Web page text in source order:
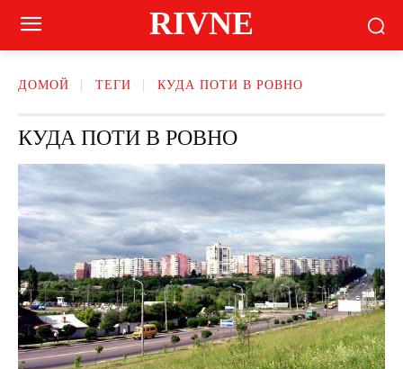
RIVNE
ДОМОЙ ТЕГИ КУДА ПОТИ В РОВНО
КУДА ПОТИ В РОВНО